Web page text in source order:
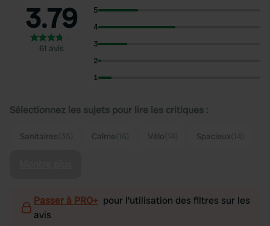
3.79
61 avis
5
4
3
2
1
Sélectionnez les sujets pour lire les critiques :
Sanitaires Calme Vélo Spacieux
Passer à PRO+ pour l'utilisation des filtres sur les
avis